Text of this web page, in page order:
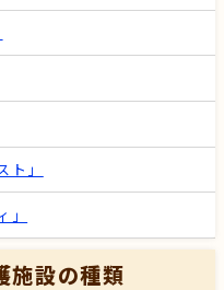
」
施設の種類